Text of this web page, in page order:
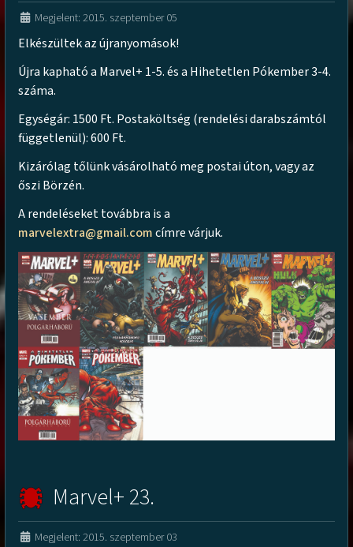
Megjelent: 2015. szeptember 05
Elkészültek az újranyomások!
Újra kapható a Marvel+ 1-5. és a Hihetetlen Pókember 3-4.
száma.
Egységár: 1500 Ft. Postaköltség (rendelési darabszámtól
függetlenül): 600 Ft.
Kizárólag tőlünk vásárolható meg postai úton, vagy az
őszi Börzén.
A rendeléseket továbbra is a
marvelextra@gmail.comcímre várjuk.
Marvel+ 23.
Megjelent: 2015. szeptember 03